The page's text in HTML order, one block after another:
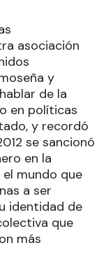
asociación
y
de la
en políticas
y recordó
se sancionó
en la
mundo que
a ser
identidad de
que
más